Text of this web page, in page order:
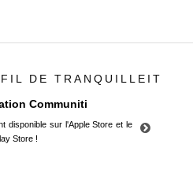
DE TRANQUILLEIT
Communiti
disponible sur l'Apple Store et le
Store !